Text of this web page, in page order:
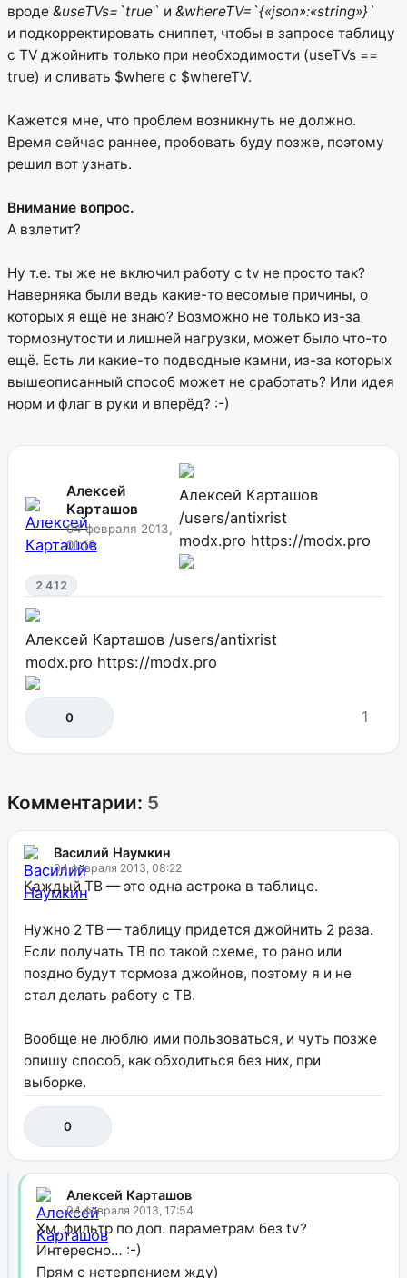
вроде &useTVs=`true` и &whereTV=`{«json»:«string»}`
и подкорректировать сниппет, чтобы в запросе таблицу
с TV джойнить только при необходимости (useTVs ==
true) и сливать $where с $whereTV.
Кажется мне, что проблем возникнуть не должно.
Время сейчас раннее, пробовать буду позже, поэтому
решил вот узнать.
Внимание вопрос.
А взлетит?
Ну т.е. ты же не включил работу с tv не просто так?
Наверняка были ведь какие-то весомые причины, о
которых я ещё не знаю? Возможно не только из-за
тормознутости и лишней нагрузки, может было что-то
ещё. Есть ли какие-то подводные камни, из-за которых
вышеописанный способ может не сработать? Или идея
норм и флаг в руки и вперёд? :-)
Алексей
Карташов
04 февраля 2013,
01:16
Алексей Карташов
/users/antixrist
modx.pro https://modx.pro
2 412
Алексей Карташов /users/antixrist
modx.pro https://modx.pro
0 1
Комментарии: 5
Василий Наумкин
04 февраля 2013, 08:22
Каждый ТВ — это одна астрока в таблице.
Нужно 2 ТВ — таблицу придется джойнить 2 раза.
Если получать ТВ по такой схеме, то рано или
поздно будут тормоза джойнов, поэтому я и не
стал делать работу с ТВ.
Вообще не люблю ими пользоваться, и чуть позже
опишу способ, как обходиться без них, при
выборке.
0
Алексей Карташов
04 февраля 2013, 17:54
Хм, фильтр по доп. параметрам без tv?
Интересно… :-)
Прям с нетерпением жду)